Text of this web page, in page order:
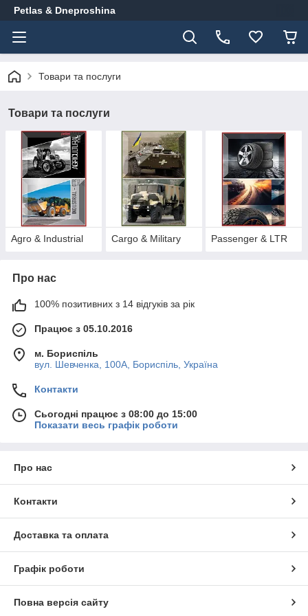
Petlas & Dneproshina
Товари та послуги
Товари та послуги
Agro & Industrial Cargo & Military Passenger & LTR
Про нас
100% позитивних з 14 відгуків за рік
Працює з 05.10.2016
м. Бориспіль
вул. Шевченка, 100А, Бориспіль, Україна
Контакти
Сьогодні працює з 08:00 до 15:00
Показати весь графік роботи
Про нас
Контакти
Доставка та оплата
Графік роботи
Повна версія сайту